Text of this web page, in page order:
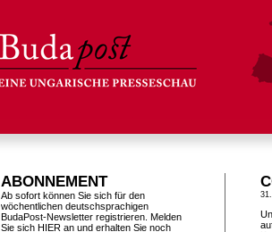
ABONNEMENT
Ab sofort können Sie sich für den
wöchentlichen deutschsprachigen
BudaPost-Newsletter registrieren. Melden
Sie sich HIER an und erhalten Sie noch